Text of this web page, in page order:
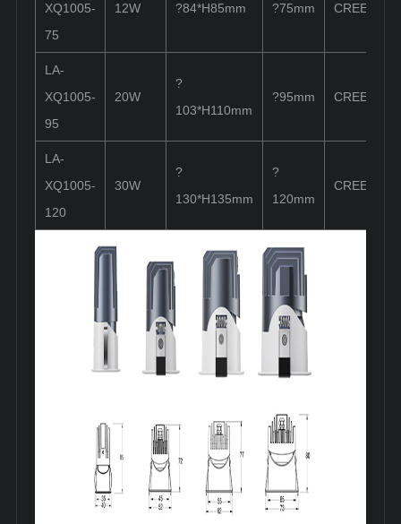
XQ1005-
75
12W ?84*H85mm ?75mm CREE/
LA-
XQ1005-
95
20W
?
103*H110mm
?95mm CREE/
LA-
XQ1005-
120
30W
?
130*H135mm
?
120mm
CREE/